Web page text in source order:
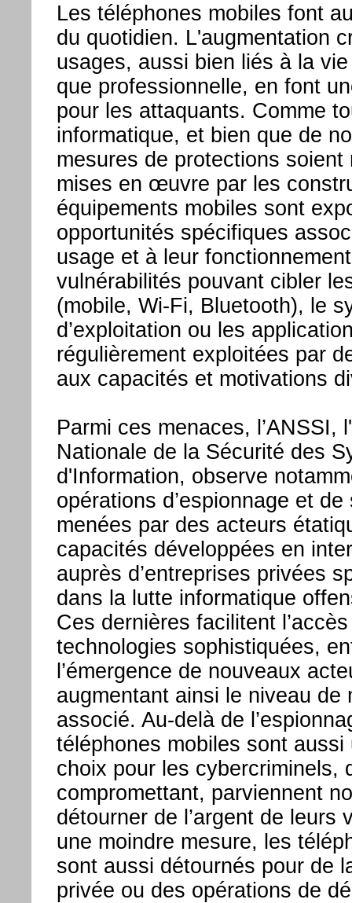
Les téléphones mobiles font
du quotidien. L'augmentation
usages, aussi bien liés à la
que professionnelle, en font
pour les attaquants. Comme
informatique, et bien que de
mesures de protections soient
mises en œuvre par les
équipements mobiles sont
opportunités spécifiques
usage et à leur
vulnérabilités pouvant cibler
(mobile, Wi-Fi, Bluetooth), le
d’exploitation ou les
régulièrement exploitées par
aux capacités et motivations
Parmi ces menaces, l’ANSSI,
Nationale de la Sécurité des
d'Information, observe
opérations d’espionnage et
menées par des acteurs
capacités développées en
auprès d’entreprises privées
dans la lutte informatique
Ces dernières facilitent
technologies sophistiquées,
l’émergence de nouveaux
augmentant ainsi le niveau de
associé. Au-delà de
téléphones mobiles sont aussi
choix pour les cybercriminels,
compromettant, parviennent
détourner de l’argent de leurs
une moindre mesure, les
sont aussi détournés pour de
privée ou des opérations de